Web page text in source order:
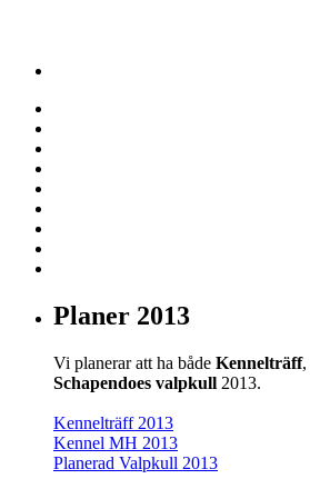
Planer 2013
Vi planerar att ha både Kennelträff,
Schapendoes valpkull 2013.
Kennelträff 2013
Kennel MH 2013
Planerad Valpkull 2013